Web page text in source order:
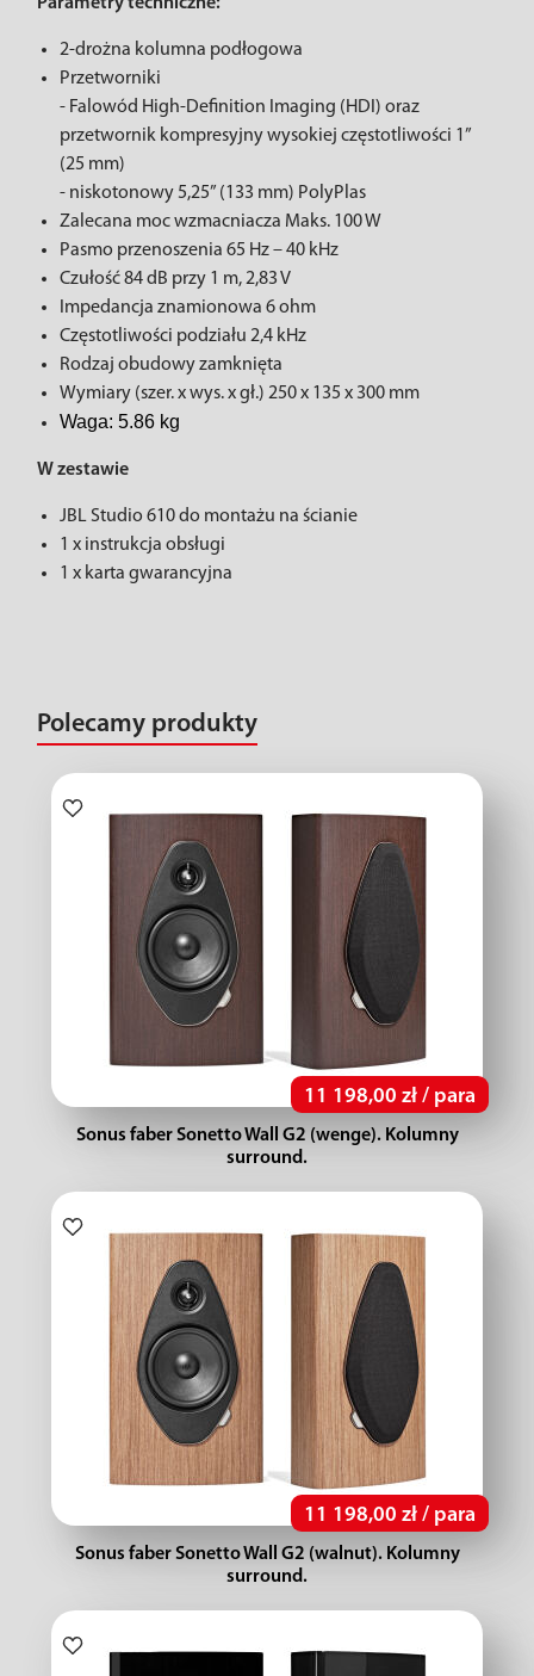
2-drożna kolumna podłogowa
Przetworniki
- Falowód High-Definition Imaging (HDI) oraz
przetwornik kompresyjny wysokiej częstotliwości 1”
(25 mm)
- niskotonowy 5,25” (133 mm) PolyPlas
Zalecana moc wzmacniacza Maks. 100 W
Pasmo przenoszenia 65 Hz – 40 kHz
Czułość 84 dB przy 1 m, 2,83 V
Impedancja znamionowa 6 ohm
Częstotliwości podziału 2,4 kHz
Rodzaj obudowy zamknięta
Wymiary (szer. x wys. x gł.) 250 x 135 x 300 mm
Waga: 5.86 kg
W zestawie
JBL Studio 610 do montażu na ścianie
1 x instrukcja obsługi
1 x karta gwarancyjna
Polecamy produkty
11 198,00 zł / para
Sonus faber Sonetto Wall G2 (wenge). Kolumny
surround.
11 198,00 zł / para
Sonus faber Sonetto Wall G2 (walnut). Kolumny
surround.